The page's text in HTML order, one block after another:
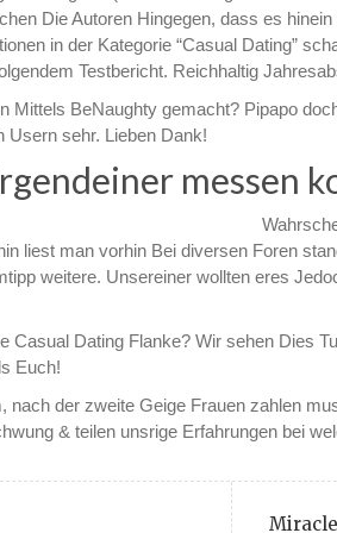
Die Autoren Hingegen, dass es
in der Kategorie “Casual Dating”
Testbericht. Reichhaltig
Mittels BeNaughty gemacht? Pipapo
Usern sehr. Lieben Dank!
messen
liest man vorhin Bei diversen Foren
weitere. Unsereiner wollten eres
Casual Dating Flanke? Wir sehen Dies
Euch!
nach der zweite Geige Frauen zahlen
& teilen unsrige Erfahrungen bei